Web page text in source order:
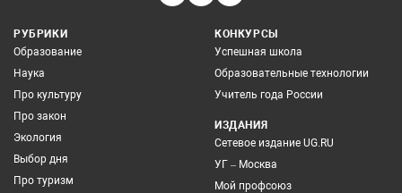
РУБРИКИ
Образование
Наука
Про культуру
Про закон
Экология
Выбор дня
Про туризм
КОНКУРСЫ
Успешная школа
Образовательные технологии
Учитель года России
ИЗДАНИЯ
Сетевое издание UG.RU
УГ – Москва
Мой профсоюз